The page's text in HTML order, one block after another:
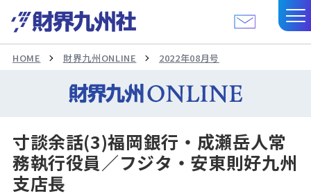
HOME 財界九州ONLINE 2022年08月号
寸談余話(3)福岡銀行・成瀬岳人常
務執行役員／フジタ・安東則好九州
支店長